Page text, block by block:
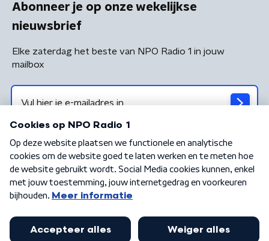
Abonneer je op onze wekelijkse
nieuwsbrief
Elke zaterdag het beste van NPO Radio 1 in jouw
mailbox
Algemene voorwaarden